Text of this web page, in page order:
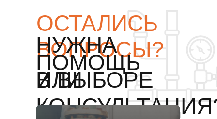
ОСТАЛИСЬ
ВОПРОСЫ?
ИЛИ
НУЖНА
ПОМОЩЬ
В ВЫБОРЕ